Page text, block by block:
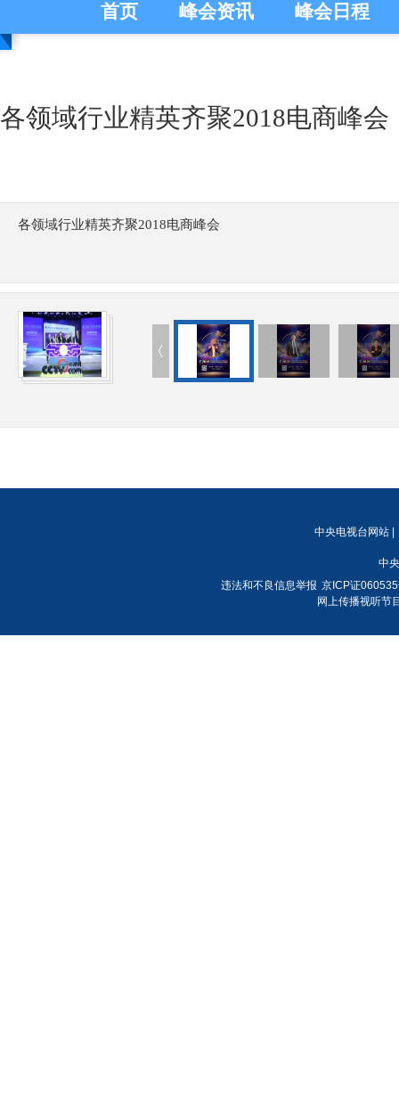
首页 峰会资讯 峰会日程
各领域行业精英齐聚2018电商峰会
各领域行业精英齐聚2018电商峰会
中央电视台网站
中
违法和不良信息举报 京ICP证
网上传播视听节